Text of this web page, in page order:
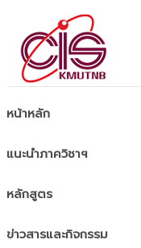
หน้าหลัก
แนะนำภาควิชาฯ
หลักสูตร
ข่าวสารและกิจกรรม